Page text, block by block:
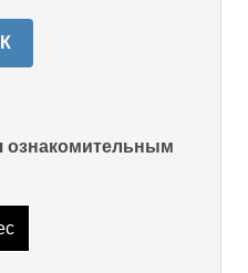
ознакомительным